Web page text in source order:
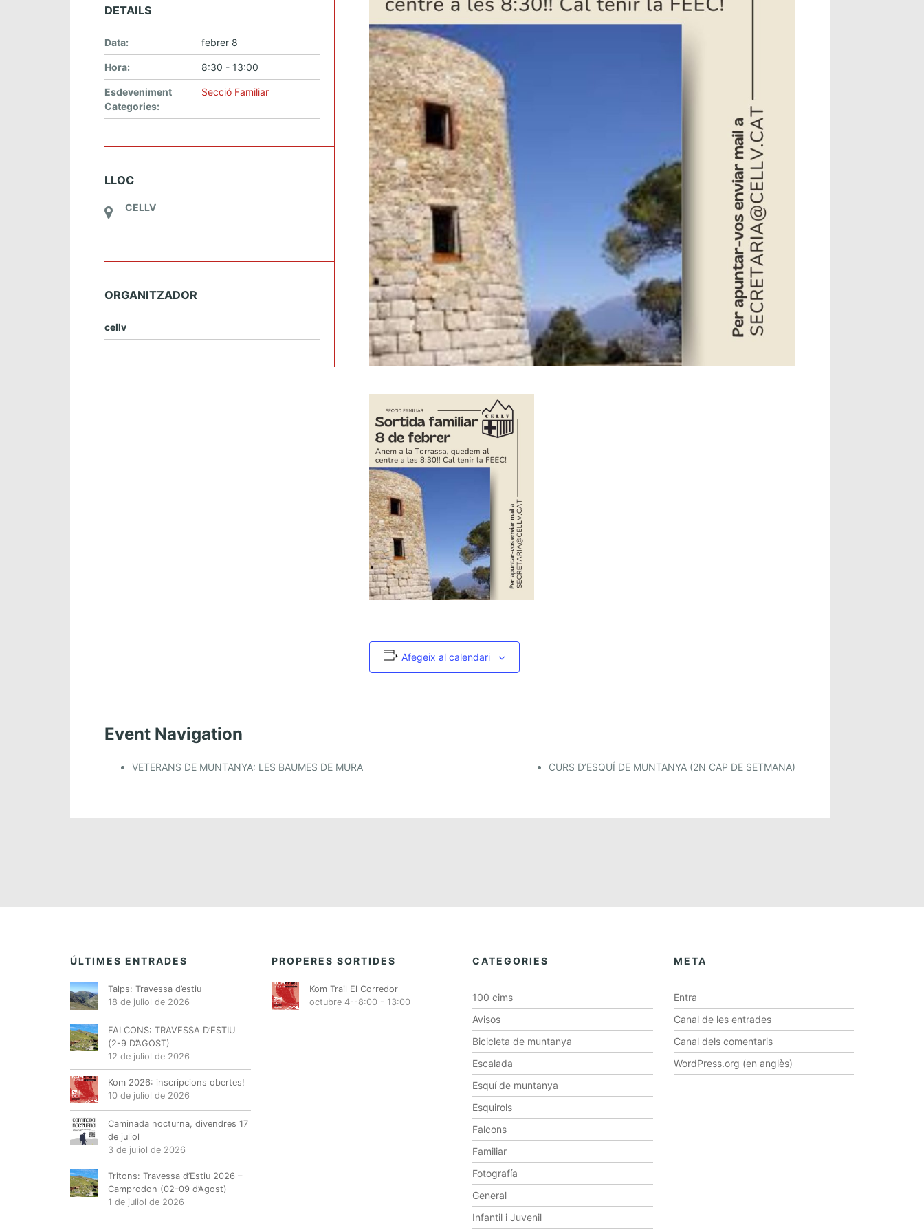
Afegeix al calendari
DETAILS
Data: febrer 8
Hora: 8:30 - 13:00
Esdeveniment
Categories:
Secció Familiar
LLOC
CELLV
ORGANITZADOR
cellv
Event Navigation
VETERANS DE MUNTANYA: LES BAUMES DE MURA CURS D’ESQUÍ DE MUNTANYA (2N CAP DE SETMANA)
ÚLTIMES ENTRADES
Talps: Travessa d’estiu
18 de juliol de 2026
FALCONS: TRAVESSA D’ESTIU
(2-9 D’AGOST)
12 de juliol de 2026
Kom 2026: inscripcions obertes!
10 de juliol de 2026
Caminada nocturna, divendres 17
de juliol
3 de juliol de 2026
Tritons: Travessa d’Estiu 2026 –
Camprodon (02–09 d’Agost)
1 de juliol de 2026
PROPERES SORTIDES
Kom Trail El Corredor
octubre 4--8:00- 13:00
CATEGORIES
100 cims
Avisos
Bicicleta de muntanya
Escalada
Esquí de muntanya
Esquirols
Falcons
Familiar
Fotografía
General
Infantil i Juvenil
META
Entra
Canal de les entrades
Canal dels comentaris
WordPress.org (en anglès)